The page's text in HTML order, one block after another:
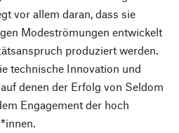
vor allem daran, dass sie
Modeströmungen entwickelt
produziert werden.
technische Innovation und
denen der Erfolg von Seldom
Engagement der hoch